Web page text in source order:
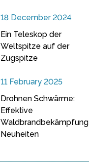
18 December 2024
Ein Teleskop der
Weltspitze auf der
Zugspitze
11 February 2025
Drohnen Schwärme:
Effektive
Waldbrandbekämpfung
Neuheiten